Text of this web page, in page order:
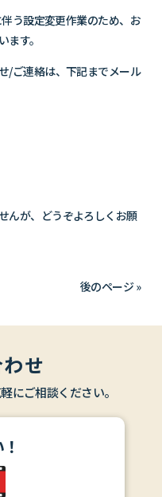
う設定変更作業のため、お
す。
/ご連絡は、下記までメール
んが、どうぞよろしくお願
後のページ »
せ
にご相談ください。